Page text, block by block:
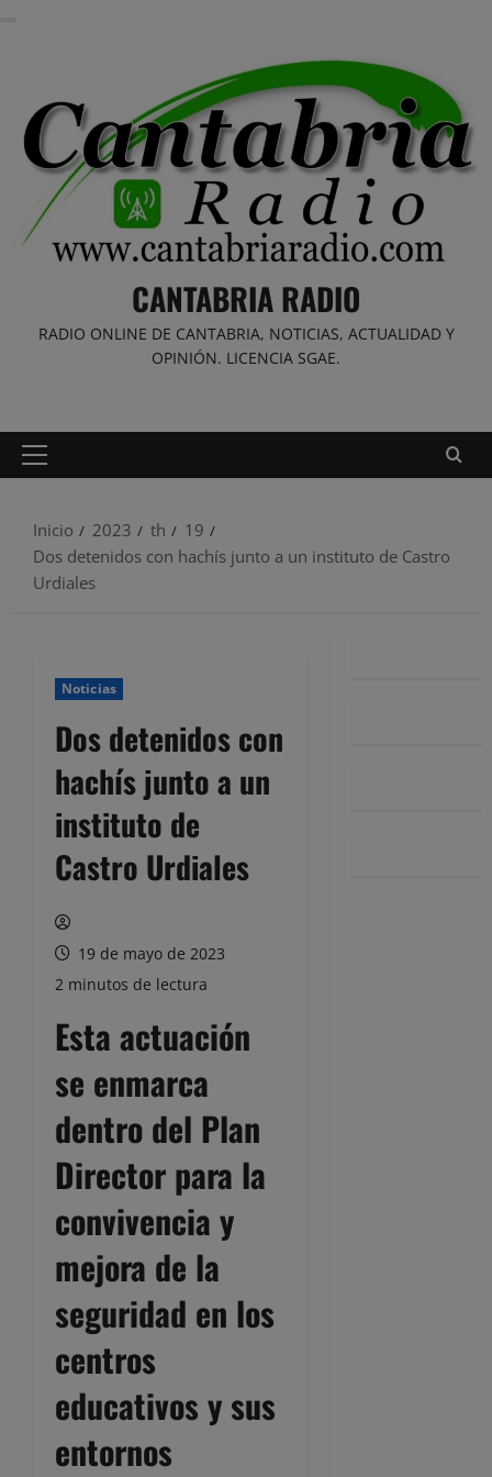
CANTABRIA RADIO
RADIO ONLINE DE CANTABRIA, NOTICIAS, ACTUALIDAD Y
OPINIÓN. LICENCIA SGAE.
Menú
Inicio
2023 th
19
Dos detenidos con hachís junto a un instituto de Castro
Urdiales
Noticias
Dos detenidos con
hachís junto a un
instituto de
Castro Urdiales
19 de mayo de 2023
2 minutos de lectura
Esta actuación
se enmarca
dentro del Plan
Director para la
convivencia y
mejora de la
seguridad en los
centros
educativos y sus
entornos